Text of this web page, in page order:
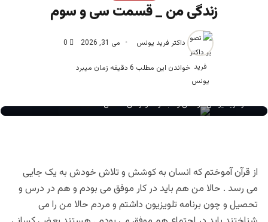
زندگی من _ قسمت سی و سوم
داکتر فرید یونس می 31, 2026 0
خواندن این مطلب 6 دقیقه زمان میبرد
دکتر فرید یونس موسس و مبتکر دموکراسی اسلامی
از قرآن آموختم که انسان به کوشش و تلاش خودش به یک جایی
می رسد . حالا من هم باید در کار موفق می بودم و هم‌ در درس و
تحصیل و چون برنامه تلویزیون داشتم و مردم حالا من را می